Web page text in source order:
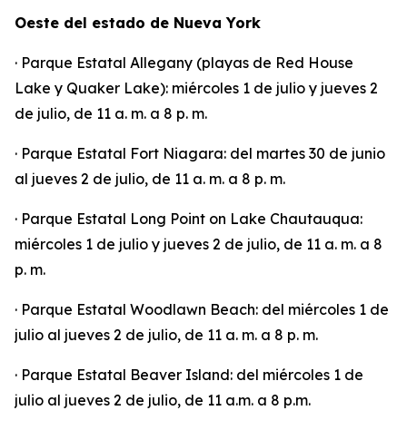
Oeste del estado de Nueva York
· Parque Estatal Allegany (playas de Red House
Lake y Quaker Lake): miércoles 1 de julio y jueves 2
de julio, de 11 a. m. a 8 p. m.
· Parque Estatal Fort Niagara: del martes 30 de junio
al jueves 2 de julio, de 11 a. m. a 8 p. m.
· Parque Estatal Long Point on Lake Chautauqua:
miércoles 1 de julio y jueves 2 de julio, de 11 a. m. a 8
p. m.
· Parque Estatal Woodlawn Beach: del miércoles 1 de
julio al jueves 2 de julio, de 11 a. m. a 8 p. m.
· Parque Estatal Beaver Island: del miércoles 1 de
julio al jueves 2 de julio, de 11 a.m. a 8 p.m.